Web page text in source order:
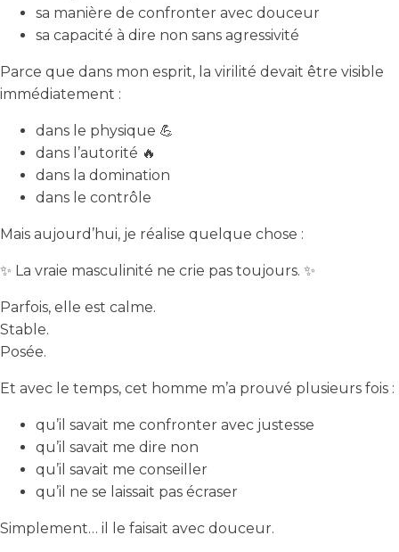
sa manière de confronter avec douceur
sa capacité à dire non sans agressivité
Parce que dans mon esprit, la virilité devait être visible
immédiatement :
dans le physique 💪
dans l’autorité 🔥
dans la domination
dans le contrôle
Mais aujourd’hui, je réalise quelque chose :
✨ La vraie masculinité ne crie pas toujours. ✨
Parfois, elle est calme.
Stable.
Posée.
Et avec le temps, cet homme m’a prouvé plusieurs fois :
qu’il savait me confronter avec justesse
qu’il savait me dire non
qu’il savait me conseiller
qu’il ne se laissait pas écraser
Simplement… il le faisait avec douceur.